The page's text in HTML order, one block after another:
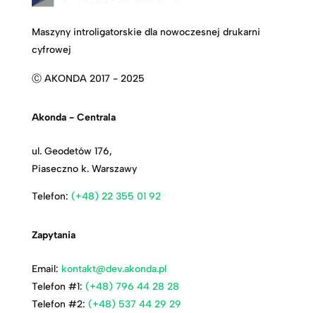
Maszyny introligatorskie dla nowoczesnej drukarni
cyfrowej
Ⓒ AKONDA 2017 - 2025
Akonda - Centrala
ul. Geodetów 176,
Piaseczno k. Warszawy
Telefon: (+48) 22 355 01 92
Zapytania
Email: kontakt@dev.akonda.pl
Telefon #1: (+48) 796 44 28 28
Telefon #2: (+48) 537 44 29 29